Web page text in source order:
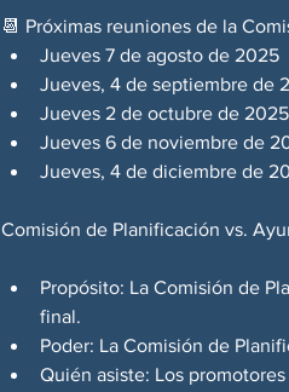
📆 Próximas reuniones de la
Jueves 7 de agosto de 2025
Jueves, 4 de septiembre de
Jueves 2 de octubre de 2025
Jueves 6 de noviembre de
Jueves, 4 de diciembre de
Comisión de Planificación vs.
Propósito: La Comisión de
final.
Poder: La Comisión de
Quién asiste: Los